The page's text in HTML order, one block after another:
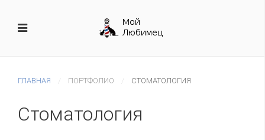
ГЛАВНАЯ ПОРТФОЛИО СТОМАТОЛОГИЯ
Стоматология